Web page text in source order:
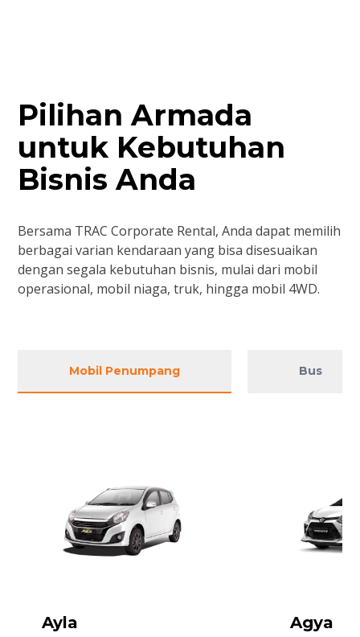
Pilihan Armada
untuk Kebutuhan
Bisnis Anda
Bersama TRAC Corporate Rental, Anda dapat memilih
berbagai varian kendaraan yang bisa disesuaikan
dengan segala kebutuhan bisnis, mulai dari mobil
operasional, mobil niaga, truk, hingga mobil 4WD.
Mobil Penumpang Bus
Ayla Agya
Hiace Premio
Hiace
Hilux D-Max
Hilux Pick Up
Gran
New Dyna Elf NKR
Verza 150 CB CW
CB 150